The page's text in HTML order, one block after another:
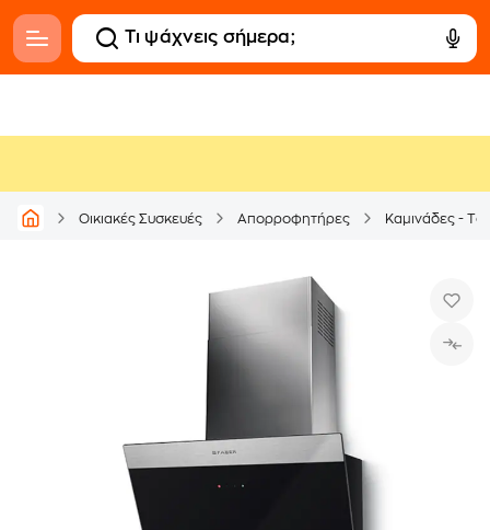
Οικιακές Συσκευές Απορροφητήρες Καμινάδες -